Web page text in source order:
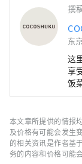
撰
东
这
享
饭
松
受
本文章所提供的情报
及价格有可能会发生
的相关资讯是作者基
务的内容和价格可能